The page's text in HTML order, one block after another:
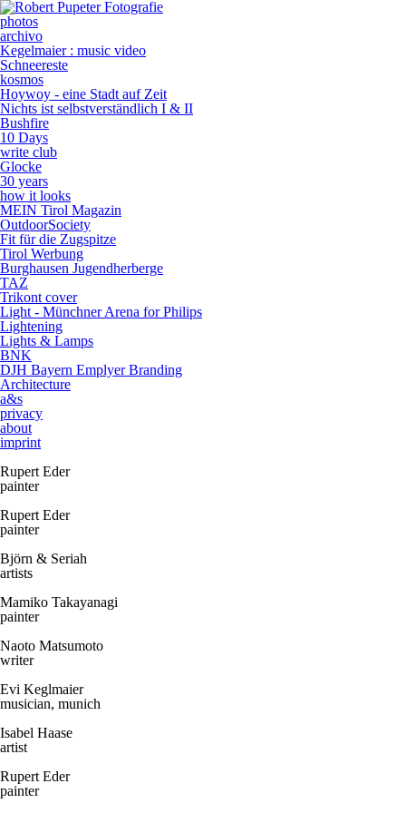
photos
archivo
Kegelmaier : music video
Schneereste
kosmos
Hoywoy - eine Stadt auf Zeit
Nichts ist selbstverständlich I & II
Bushfire
10 Days
write club
Glocke
30 years
how it looks
MEIN Tirol Magazin
OutdoorSociety
Fit für die Zugspitze
Tirol Werbung
Burghausen Jugendherberge
TAZ
Trikont cover
Light - Münchner Arena for Philips
Lightening
Lights & Lamps
BNK
DJH Bayern Emplyer Branding
Architecture
a&s
privacy
about
imprint
Rupert Eder
painter
Rupert Eder
painter
Björn & Seriah
artists
Mamiko Takayanagi
painter
Naoto Matsumoto
writer
Evi Keglmaier
musician, munich
Isabel Haase
artist
Rupert Eder
painter